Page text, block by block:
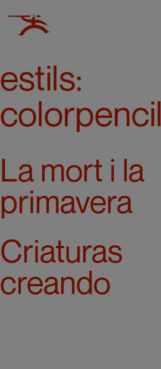
estils:
colorpencil
La mort i la
primavera
Criaturas
creando